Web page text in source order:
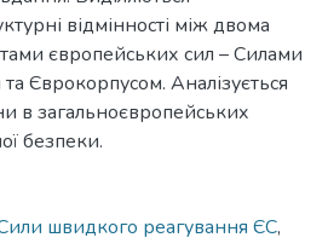
відмінності між двома
європейських сил – Силами
Єврокорпусом. Аналізується
в загальноєвропейських
безпеки.
швидкого реагування ЄС,